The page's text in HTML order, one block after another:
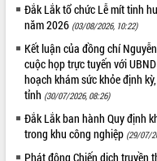
LIÊN KẾT WEB
THỐNG KÊ TRUY CẬP
Hôm nay: 4312
Đắk Lắk tổ chức Lễ mít tinh
năm 2026 (03/08/2026, 10:22)
Kết luận của đồng chí
cuộc họp trực tuyến với
hoạch khám sức khỏe định
tỉnh (30/07/2026, 08:26)
Đắk Lắk ban hành Quy định
trong khu công nghiệp (29/07/
Phát động Chiến dịch truyền